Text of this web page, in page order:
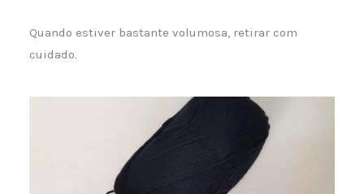
Quando estiver bastante volumosa, retirar com
cuidado.